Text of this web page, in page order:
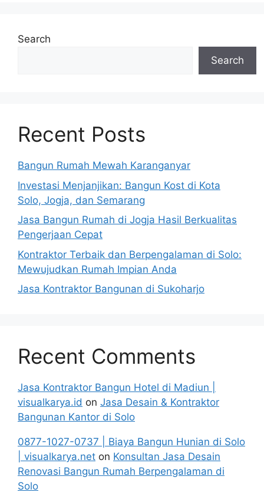
Search
Search
Recent Posts
Bangun Rumah Mewah Karanganyar
Investasi Menjanjikan: Bangun Kost di Kota
Solo, Jogja, dan Semarang
Jasa Bangun Rumah di Jogja Hasil Berkualitas
Pengerjaan Cepat
Kontraktor Terbaik dan Berpengalaman di Solo:
Mewujudkan Rumah Impian Anda
Jasa Kontraktor Bangunan di Sukoharjo
Recent Comments
Jasa Kontraktor Bangun Hotel di Madiun |
visualkarya.id on Jasa Desain & Kontraktor
Bangunan Kantor di Solo
0877-1027-0737 | Biaya Bangun Hunian di Solo
| visualkarya.net on Konsultan Jasa Desain
Renovasi Bangun Rumah Berpengalaman di
Solo